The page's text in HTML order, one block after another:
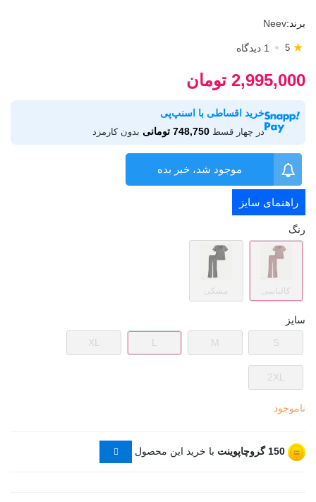
برند:Neev
5 ★ 1 دیدگاه
2,995,000 تومان
خرید اقساطی با اسنپ‌پی
در چهار قسط 748,750 تومانی بدون کارمزد
موجود شد، خبر بده
راهنمای سایز
رنگ
کالباسی مشکی
سایز
S
M
L
XL
2XL
ناموجود
150 گروچاپوینت با خرید این محصول